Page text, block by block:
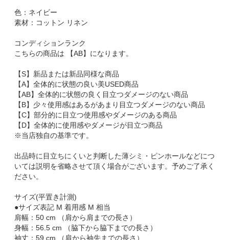
色：ネイビー
素材：コットン リネン
コンディションランク
こちらの商品は 【AB】になります。
【S】新品または新品同様な商品
【A】全体的に状態の良い美USED商品
【AB】全体的に状態の良く目立つダメージのない商品
【B】少々使用感はあるがあまり目立つダメージのない商品
【C】部分的に目立つ使用感やダメージのある商品
【D】全体的に使用感やダメージが目立つ商品
※当店独自の基準です。
出品時に目立ちにくいと判断した薄シミ・ピンホールなどにつ
いては説明を省略させて頂く場合がございます。予めご了承く
ださい。
サイズ(平置き計測)
●サイズ表記 M 着用感 M 相当
肩幅：50 cm （肩から肩までの長さ）
身幅：56.5 cm （脇下から脇下までの長さ）
袖丈：59 cm （肩から袖先までの長さ）